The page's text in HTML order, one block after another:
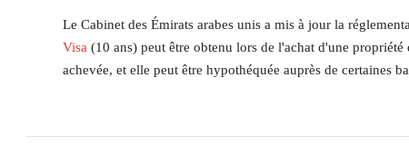
Le Cabinet des Émirats arabes unis a mis à jour la
Visa (10 ans) peut être obtenu lors de l'achat d'une
achevée, et elle peut être hypothéquée auprès de certaines